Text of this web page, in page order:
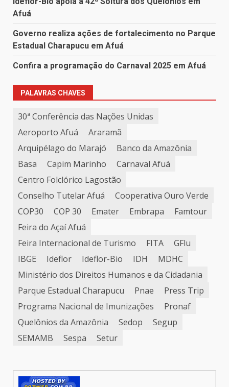
Afuá
Governo realiza ações de fortalecimento no Parque
Estadual Charapucu em Afuá
Confira a programação do Carnaval 2025 em Afuá
PALAVRAS CHAVES
30ª Conferência das Nações Unidas
Aeroporto Afuá
Araramã
Arquipélago do Marajó
Banco da Amazônia
Basa
Capim Marinho
Carnaval Afuá
Centro Folclórico Lagostão
Conselho Tutelar Afuá
Cooperativa Ouro Verde
COP30
COP 30 Emater Embrapa
Famtour
Feira do Açaí Afuá
Feira Internacional de Turismo
FITA
GFlu
IBGE
Ideflor Ideflor-Bio IDH
MDHC
Ministério dos Direitos Humanos e da Cidadania
Parque Estadual Charapucu
Pnae
Press Trip
Programa Nacional de Imunizações
Pronaf
Quelônios da Amazônia
Sedop
Segup
SEMAMB
Sespa Setur